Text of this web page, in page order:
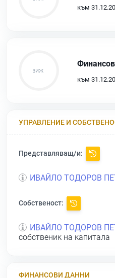
към
към
УПРАВЛЕНИЕ И
Представляващ/и:
ИВАЙЛО ТОДОРОВ
Собственост:
ИВАЙЛО ТОДОРОВ
собственик на капитала
ФИНАНСОВИ ДАННИ